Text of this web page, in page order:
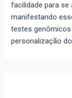
facilidade para se
manifestando
testes
personalização